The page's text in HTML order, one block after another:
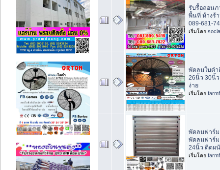
รับรื้อถอน
พื้นที่ ห้างร้
089-681-
เริ่มโดย
พัดลมใบดำ
26นิ้ว 30นิ้ว
ง่าย
เริ่มโดย
พัดลมฟาร์ม
พัดลมฟาร์
24นิ้ว ติดผ
เริ่มโดย